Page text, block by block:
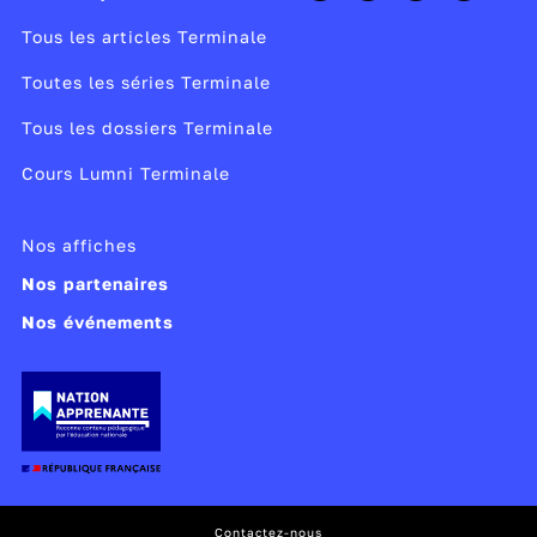
Tous les articles Terminale
Toutes les séries Terminale
Tous les dossiers Terminale
Cours Lumni Terminale
Nos affiches
Nos partenaires
Nos événements
Contactez-nous